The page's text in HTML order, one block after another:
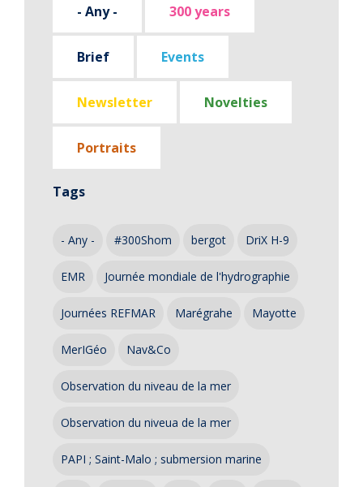
- Any - 300 years
Brief Events
Newsletter Novelties
Portraits
Tags
- Any - #300Shom bergot DriX H-9
EMR Journée mondiale de l'hydrographie
Journées REFMAR Marégrahe Mayotte
MerIGéo Nav&Co
Observation du niveau de la mer
Observation du niveua de la mer
PAPI ; Saint-Malo ; submersion marine